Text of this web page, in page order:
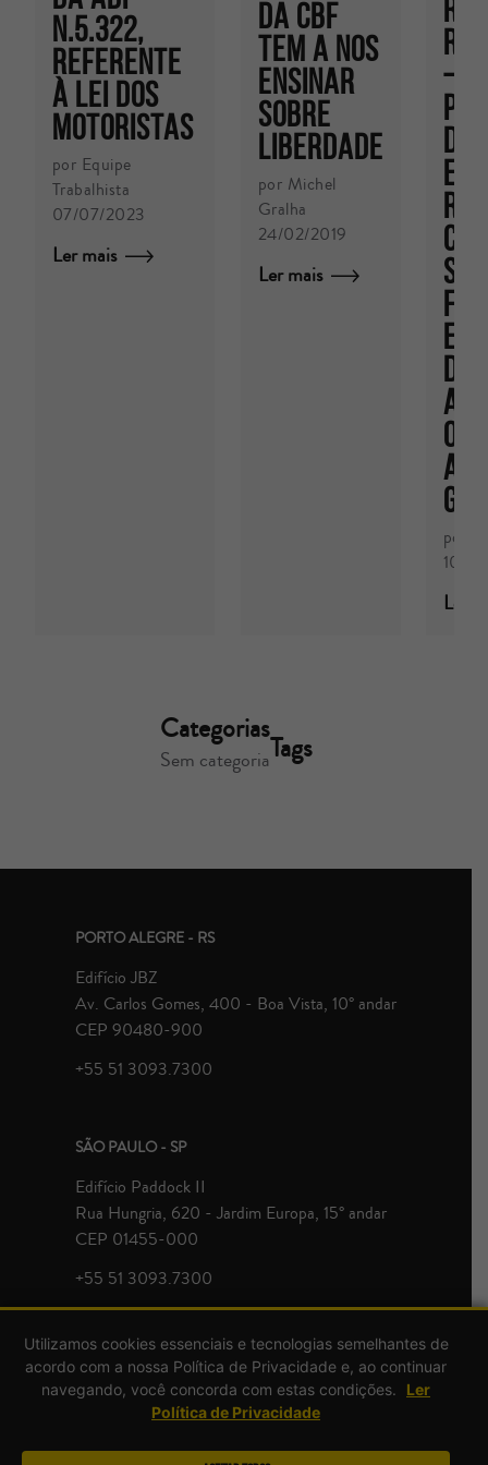
n.5.322,
referente
à Lei dos
Motoristas
por Equipe
Trabalhista
07/07/2023
Ler mais
da CBF
tem a nos
ensinar
sobre
liberdade
por Michel
Gralha
24/02/2019
Ler mais
–
DE
por
10/
Ler
Categorias
Sem categoriaTags
PORTO ALEGRE - RS
Edifício JBZ
Av. Carlos Gomes, 400 - Boa Vista, 10° andar
CEP 90480-900
+55 51 3093.7300
SÃO PAULO - SP
Edifício Paddock II
Rua Hungria, 620 - Jardim Europa, 15° andar
CEP 01455-000
+55 51 3093.7300
Utilizamos cookies essenciais e tecnologias semelhantes de
acordo com a nossa Política de Privacidade e, ao continuar
navegando, você concorda com estas condições.
Ler
Política de Privacidade